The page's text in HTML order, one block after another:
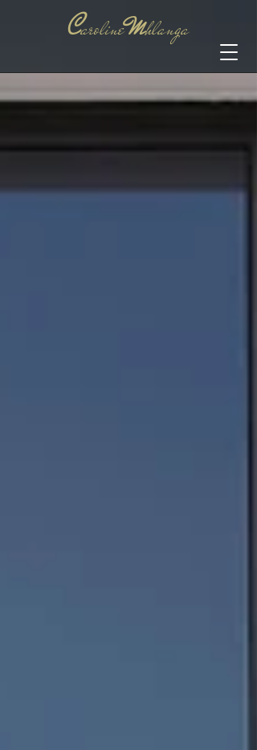
CarolineMhlanga